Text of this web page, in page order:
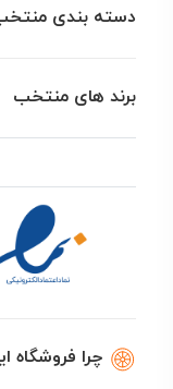
دسته بندی
برند های منتخب
چرا فروشگاه